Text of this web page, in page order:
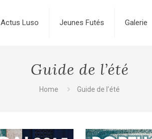
Actus Luso Jeunes Futés Galerie
Guide de l’été
Home Guide de l’été